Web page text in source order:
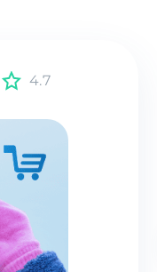
4.7